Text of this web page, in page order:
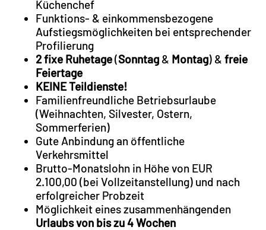
Küchenchef
Funktions- & einkommensbezogene
Aufstiegsmöglichkeiten bei entsprechender
Profilierung
2 fixe Ruhetage(Sonntag & Montag) & freie
Feiertage
KEINE Teildienste!
Familienfreundliche Betriebsurlaube
(Weihnachten, Silvester, Ostern,
Sommerferien)
Gute Anbindung an öffentliche
Verkehrsmittel
Brutto-Monatslohn in Höhe von EUR
2.100,00 (bei Vollzeitanstellung) und nach
erfolgreicher Probzeit
Möglichkeit eines zusammenhängenden
Urlaubs von bis zu 4 Wochen